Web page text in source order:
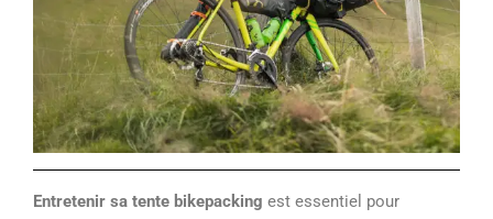
Entretenir sa tente bikepacking est essentiel pour